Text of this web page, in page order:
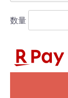
数量